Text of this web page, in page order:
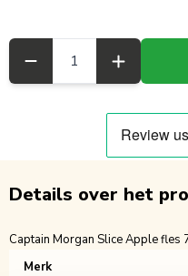
Details over het
Captain Morgan Slice Apple fles
Merk